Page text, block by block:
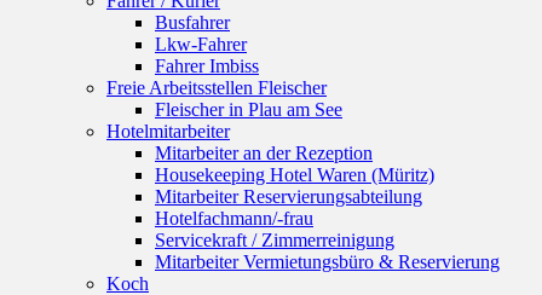
Busfahrer
Lkw-Fahrer
Fahrer Imbiss
Freie Arbeitsstellen Fleischer
Fleischer in Plau am See
Hotelmitarbeiter
Mitarbeiter an der Rezeption
Housekeeping Hotel Waren (Müritz)
Mitarbeiter Reservierungsabteilung
Hotelfachmann/-frau
Servicekraft / Zimmerreinigung
Mitarbeiter Vermietungsbüro & Reservierung
Koch